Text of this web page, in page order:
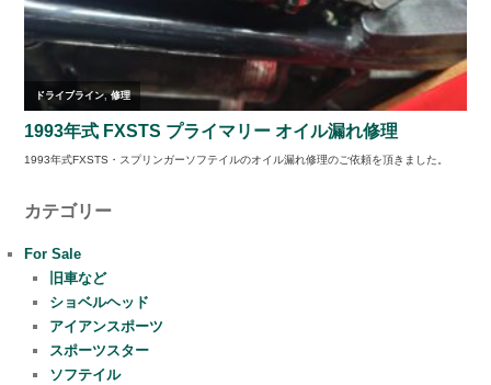
カテゴリー
For Sale
旧車など
ショベルヘッド
アイアンスポーツ
スポーツスター
ソフテイル